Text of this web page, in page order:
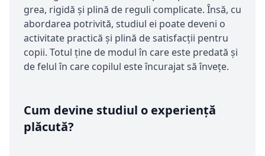
grea, rigidă și plină de reguli complicate. Însă, cu
abordarea potrivită, studiul ei poate deveni o
activitate practică și plină de satisfacții pentru
copii. Totul ține de modul în care este predată și
de felul în care copilul este încurajat să învețe.
Cum devine studiul o experiență
plăcută?